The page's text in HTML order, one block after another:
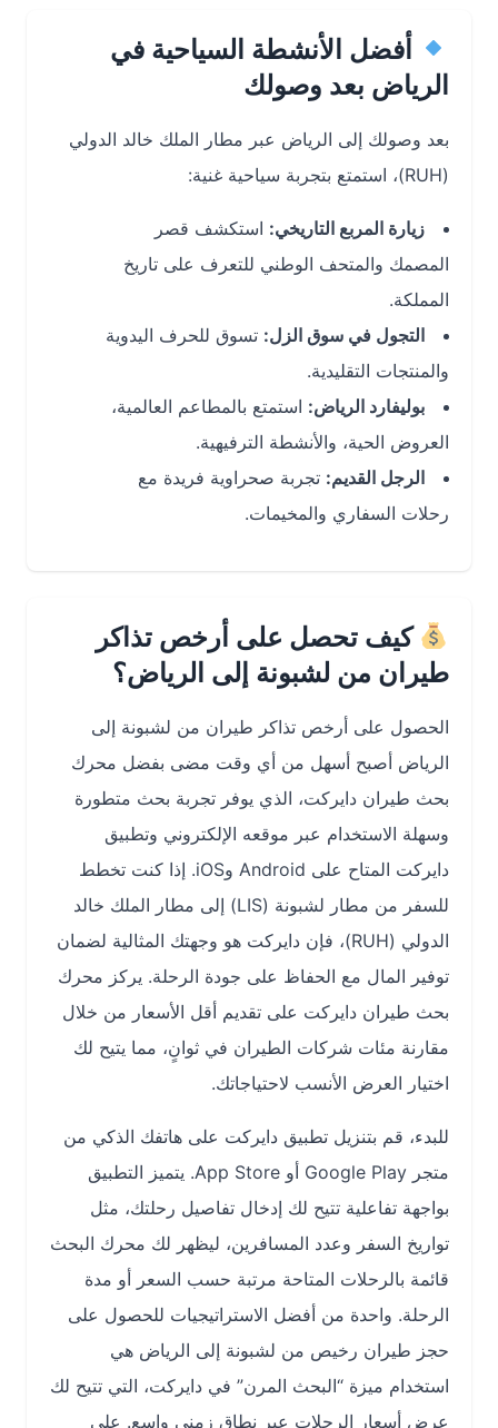
أفضل الأنشطة السياحية في
الرياض بعد وصولك
بعد وصولك إلى الرياض عبر مطار الملك خالد الدولي
زيارة المربع التاريخي:استكشف قصر
المصمك والمتحف الوطني للتعرف على تاريخ
المملكة.
التجول في سوق الزل:تسوق للحرف اليدوية
والمنتجات التقليدية.
بوليفارد الرياض:استمتع بالمطاعم العالمية،
العروض الحية، والأنشطة الترفيهية.
الرجل القديم:تجربة صحراوية فريدة مع
رحلات السفاري والمخيمات.
كيف تحصل على أرخص تذاكر
طيران من لشبونة إلى الرياض؟
الحصول على أرخص تذاكر طيران من لشبونة إلى
الرياض أصبح أسهل من أي وقت مضى بفضل محرك
بحث طيران دايركت، الذي يوفر تجربة بحث متطورة
وسهلة الاستخدام عبر موقعه الإلكتروني وتطبيق
دايركت المتاح على Android وiOS. إذا كنت تخطط
للسفر من مطار لشبونة (LIS) إلى مطار الملك خالد
الدولي (RUH)، فإن دايركت هو وجهتك المثالية لضمان
توفير المال مع الحفاظ على جودة الرحلة. يركز محرك
بحث طيران دايركت على تقديم أقل الأسعار من خلال
مقارنة مئات شركات الطيران في ثوانٍ، مما يتيح لك
اختيار العرض الأنسب لاحتياجاتك.
للبدء، قم بتنزيل تطبيق دايركت على هاتفك الذكي من
متجر Google Play أو App Store. يتميز التطبيق
بواجهة تفاعلية تتيح لك إدخال تفاصيل رحلتك، مثل
تواريخ السفر وعدد المسافرين، ليظهر لك محرك البحث
قائمة بالرحلات المتاحة مرتبة حسب السعر أو مدة
الرحلة. واحدة من أفضل الاستراتيجيات للحصول على
حجز طيران رخيص من لشبونة إلى الرياض هي
استخدام ميزة “البحث المرن” في دايركت، التي تتيح لك
عرض أسعار الرحلات عبر نطاق زمني واسع. على